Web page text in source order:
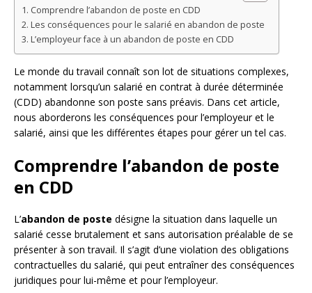
Comprendre l’abandon de poste en CDD
Les conséquences pour le salarié en abandon de poste
L’employeur face à un abandon de poste en CDD
Le monde du travail connaît son lot de situations complexes,
notamment lorsqu’un salarié en contrat à durée déterminée
(CDD) abandonne son poste sans préavis. Dans cet article,
nous aborderons les conséquences pour l’employeur et le
salarié, ainsi que les différentes étapes pour gérer un tel cas.
Comprendre l’abandon de poste
en CDD
L’abandon de poste désigne la situation dans laquelle un
salarié cesse brutalement et sans autorisation préalable de se
présenter à son travail. Il s’agit d’une violation des obligations
contractuelles du salarié, qui peut entraîner des conséquences
juridiques pour lui-même et pour l’employeur.